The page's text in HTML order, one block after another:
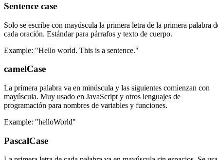
Sentence case
Solo se escribe con mayúscula la primera letra de la primera palabra
cada oración. Estándar para párrafos y texto de cuerpo.
Example: "Hello world. This is a sentence."
camelCase
La primera palabra va en minúscula y las siguientes comienzan con
mayúscula. Muy usado en JavaScript y otros lenguajes de
programación para nombres de variables y funciones.
Example: "helloWorld"
PascalCase